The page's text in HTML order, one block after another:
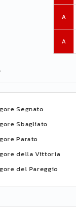
A
A
Segnato
Sbagliato
Parato
della Vittoria
del Pareggio